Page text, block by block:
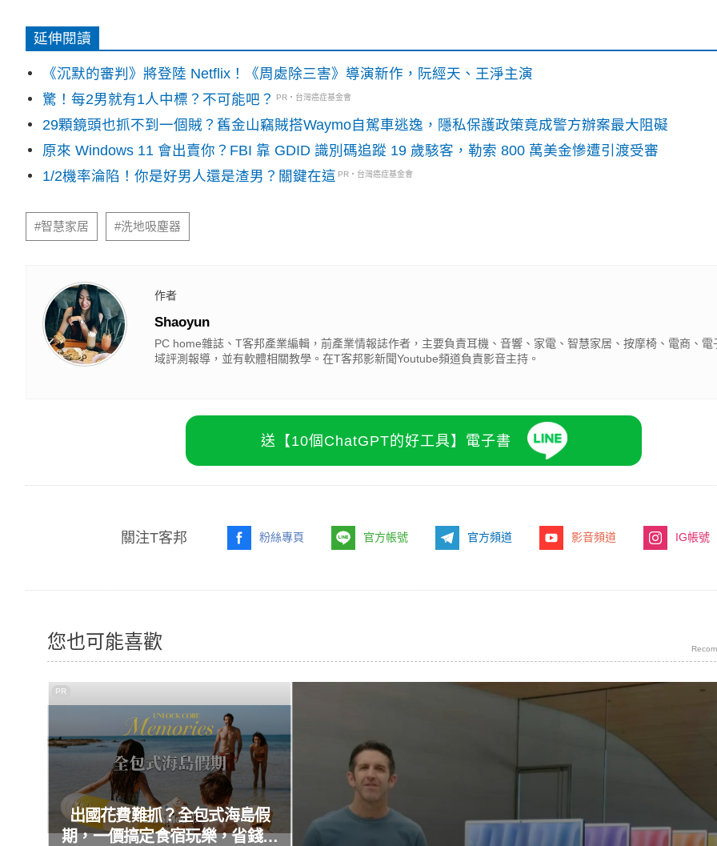
延伸閱讀
《沉默的審判》將登陸 Netflix！《周處除三害》導演新作，阮經天、王淨主演
驚！每2男就有1人中標？不可能吧？
PR・台灣癌症基金會
29顆鏡頭也抓不到一個賊？舊金山竊賊搭Waymo自駕車逃逸，隱私保護政策竟成警方辦案最大阻礙
原來 Windows 11 會出賣你？FBI 靠 GDID 識別碼追蹤 19 歲駭客，勒索 800 萬美金慘遭引渡受審
1/2機率淪陷！你是好男人還是渣男？關鍵在這 PR・台灣癌症基金會
#智慧家居 #洗地吸塵器
作者
Shaoyun
PC home雜誌、T客邦產業編輯，前產業情報誌作者，主要負責耳機、音響、家電、智慧家居、按摩椅、電商、電
域評測報導，並有軟體相關教學。在T客邦影新聞Youtube頻道負責影音主持。
送【10個ChatGPT的好工具】電子書
關注T客邦 粉絲專頁 官方帳號 官方頻道 影音頻道 IG帳號
您也可能喜歡
出國花費難抓？全包式海島假
期，一價搞定食宿玩樂，省錢更
PR